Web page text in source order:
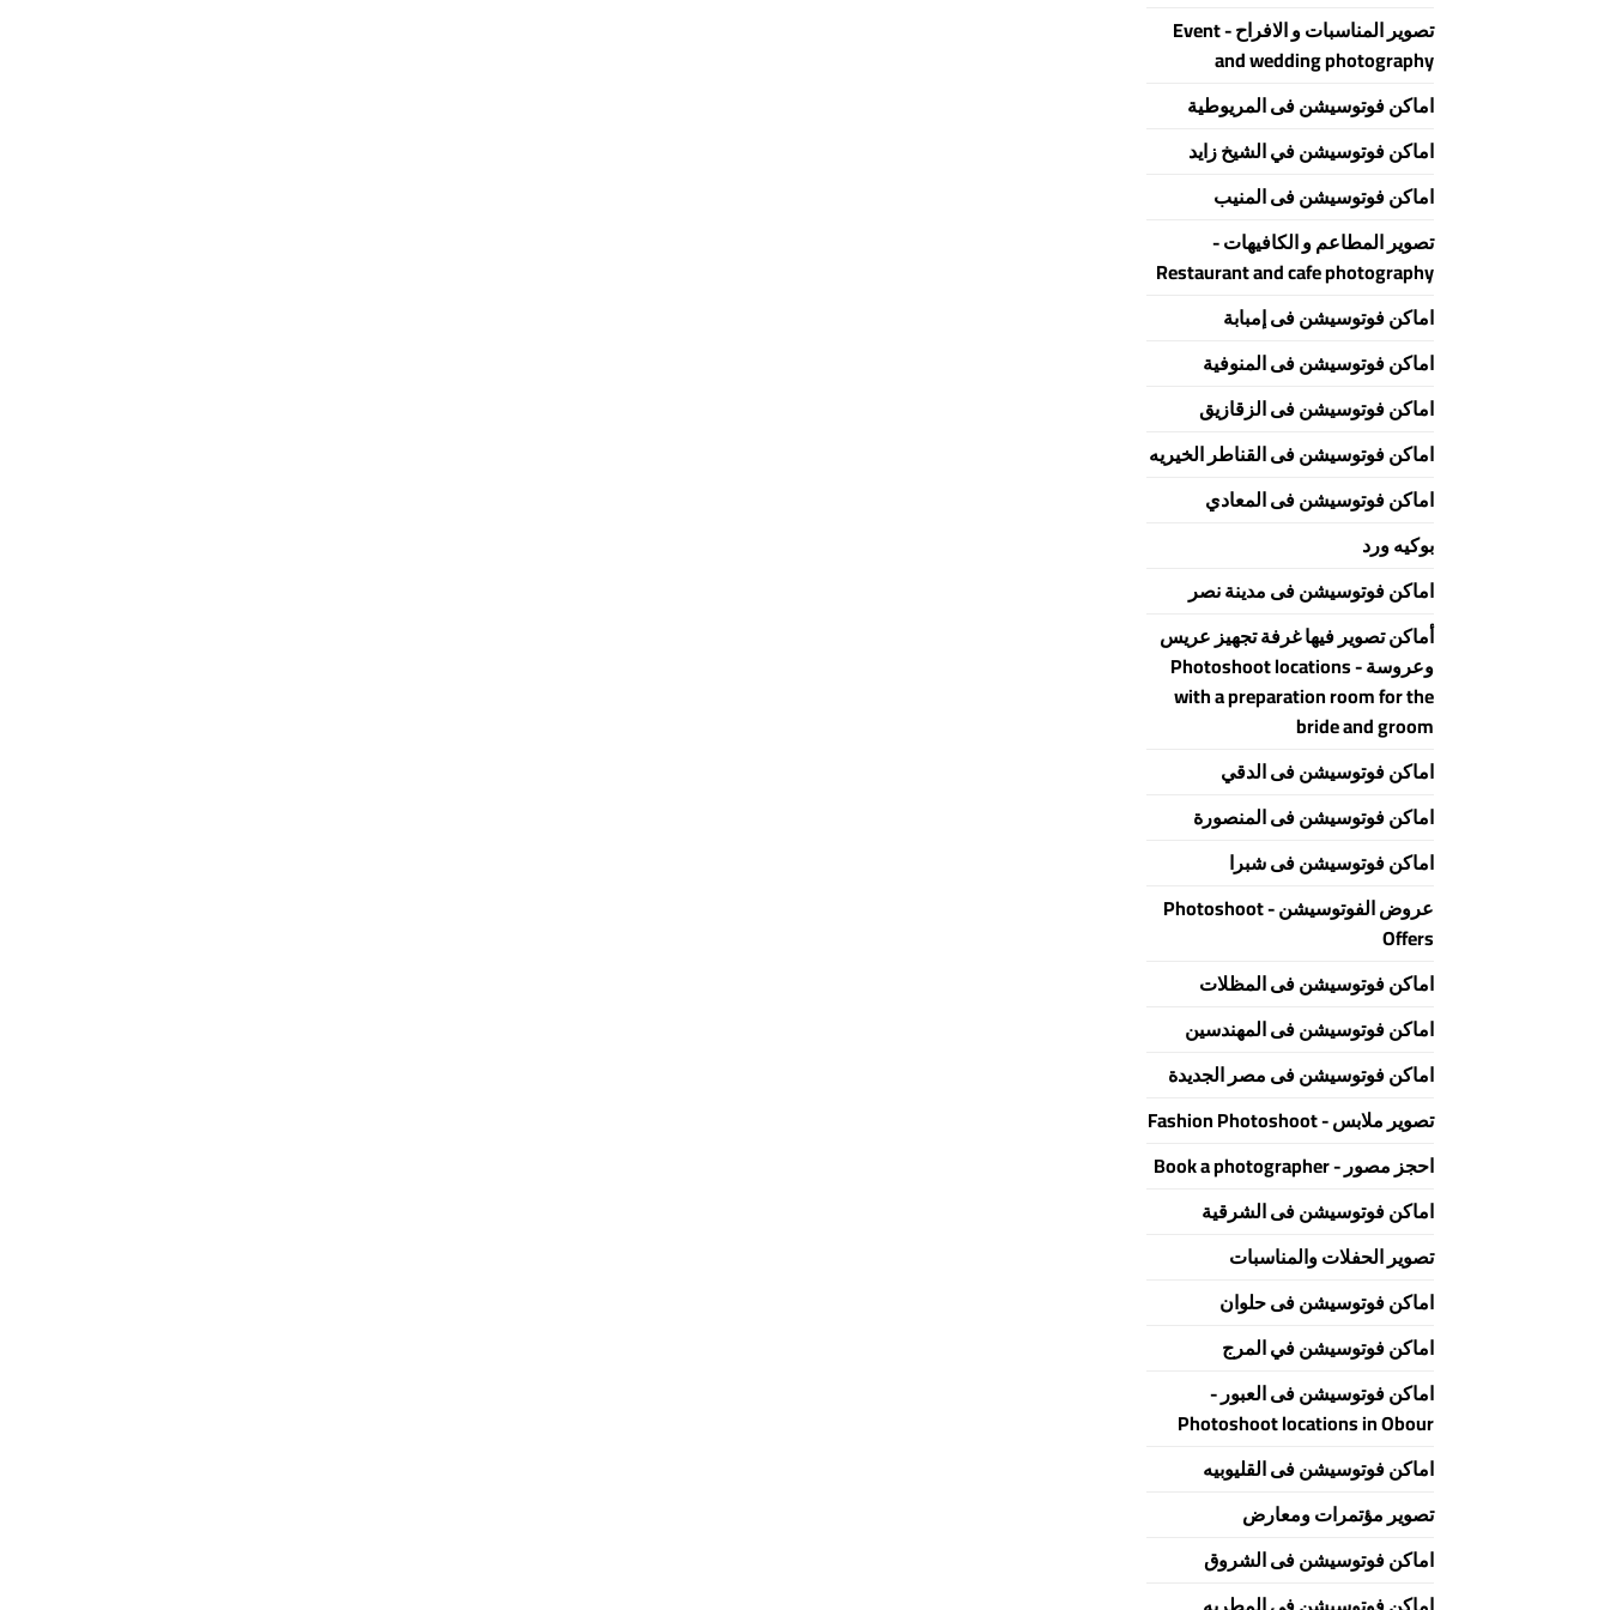
تصوير المناسبات و الافراح - Event
and wedding photography
اماكن فوتوسيشن فى المريوطية
اماكن فوتوسيشن في الشيخ زايد
اماكن فوتوسيشن فى المنيب
تصوير المطاعم و الكافيهات -
Restaurant and cafe photography
اماكن فوتوسيشن فى إمبابة
اماكن فوتوسيشن فى المنوفية
اماكن فوتوسيشن فى الزقازيق
اماكن فوتوسيشن فى القناطر الخيريه
اماكن فوتوسيشن فى المعادي
بوكيه ورد
اماكن فوتوسيشن فى مدينة نصر
أماكن تصوير فيها غرفة تجهيز عريس
وعروسة - Photoshoot locations
with a preparation room for the
bride and groom
اماكن فوتوسيشن فى الدقي
اماكن فوتوسيشن فى المنصورة
اماكن فوتوسيشن فى شبرا
عروض الفوتوسيشن - Photoshoot
Offers
اماكن فوتوسيشن فى المظلات
اماكن فوتوسيشن فى المهندسين
اماكن فوتوسيشن فى مصر الجديدة
تصوير ملابس - Fashion Photoshoot
احجز مصور - Book a photographer
اماكن فوتوسيشن فى الشرقية
تصوير الحفلات والمناسبات
اماكن فوتوسيشن فى حلوان
اماكن فوتوسيشن في المرج
اماكن فوتوسيشن فى العبور -
Photoshoot locations in Obour
اماكن فوتوسيشن فى القليوبيه
تصوير مؤتمرات ومعارض
اماكن فوتوسيشن فى الشروق